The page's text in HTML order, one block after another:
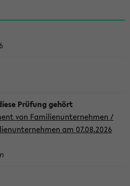
von Familienunternehmen /
am 07.08.2026